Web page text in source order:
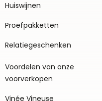
Huiswijnen
Proefpakketten
Relatiegeschenken
Voordelen van onze
voorverkopen
Vinée Vineuse